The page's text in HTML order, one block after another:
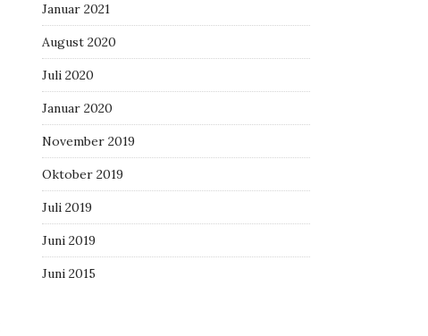
Januar 2021
August 2020
Juli 2020
Januar 2020
November 2019
Oktober 2019
Juli 2019
Juni 2019
Juni 2015